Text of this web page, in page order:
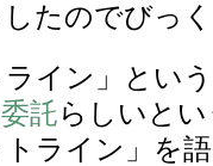
たのでびっ
イン」とい
託らしいと
ライン」を